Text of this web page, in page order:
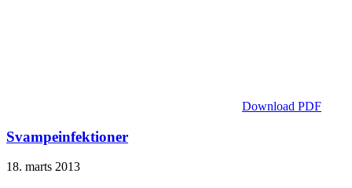
Download PDF
Svampeinfektioner
18. marts 2013